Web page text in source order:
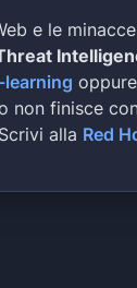
e le
learning
non finisce
alla Red